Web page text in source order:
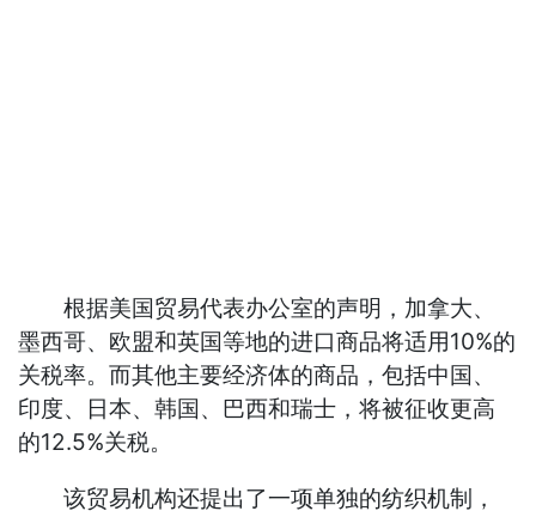
根据美国贸易代表办公室的声明，加拿大、
墨西哥、欧盟和英国等地的进口商品将适用10%的
关税率。而其他主要经济体的商品，包括中国、
印度、日本、韩国、巴西和瑞士，将被征收更高
的12.5%关税。
该贸易机构还提出了一项单独的纺织机制，